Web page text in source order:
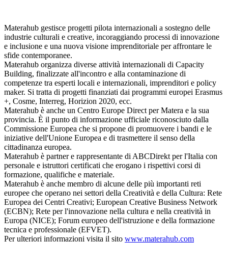
Materahub gestisce progetti pilota internazionali a sostegno delle
industrie culturali e creative, incoraggiando processi di innovazione
e inclusione e una nuova visione imprenditoriale per affrontare le
sfide contemporanee.
Materahub organizza diverse attività internazionali di Capacity
Building, finalizzate all'incontro e alla contaminazione di
competenze tra esperti locali e internazionali, imprenditori e policy
maker. Si tratta di progetti finanziati dai programmi europei Erasmus
+, Cosme, Interreg, Horizion 2020, ecc.
Materahub è anche un Centro Europe Direct per Matera e la sua
provincia. È il punto di informazione ufficiale riconosciuto dalla
Commissione Europea che si propone di promuovere i bandi e le
iniziative dell'Unione Europea e di trasmettere il senso della
cittadinanza europea.
Materahub è partner e rappresentante di ABCDirekt per l'Italia con
personale e istruttori certificati che erogano i rispettivi corsi di
formazione, qualifiche e materiale.
Materahub è anche membro di alcune delle più importanti reti
europee che operano nei settori della Creatività e della Cultura: Rete
Europea dei Centri Creativi; European Creative Business Network
(ECBN); Rete per l'innovazione nella cultura e nella creatività in
Europa (NICE); Forum europeo dell'istruzione e della formazione
tecnica e professionale (EFVET).
Per ulteriori informazioni visita il sito www.materahub.com